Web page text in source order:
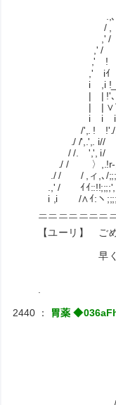
,＞ '"
.,､ _,
/ ,
,' / .!
,' / .! i
,' ! !__.!
,' iｲ￣!!
i ,i !_,ィ=
| | !'､ヾ∨
| | ∨`! ゞﾂ
i i i!| .!､
/',. ! !'./,'
./ /',.',. i// ,'.
/ /. ',', i/ /イ
./ / 〉,.!r-,ｲ
./ / / ,ィ,､/
.,' / ｲｲ
i ,i /∧ｲ:ヽ
￣￣￣￣￣￣￣
【ユーリ】 ご
早く逃げて
.
2440 ： 胃薬
__ ,..ィ
,.ィ:.:.:.:.｀
/ィ
/:.:.:;.:.:.:.:.: